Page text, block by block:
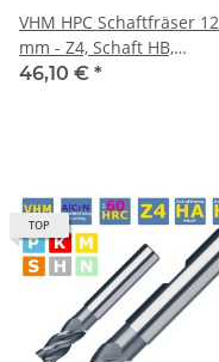
VHM HPC Schaftfräser 12
mm - Z4, Schaft HB,
Drallwinkel 35/38° Eckfase
46,10 € *
TOP